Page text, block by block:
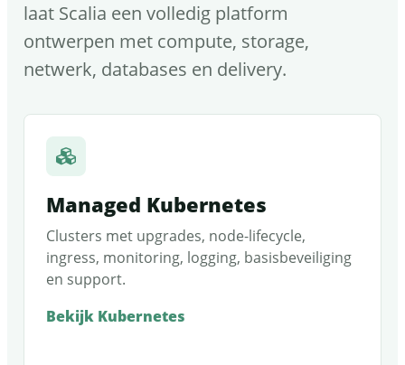
laat Scalia een volledig platform
ontwerpen met compute, storage,
netwerk, databases en delivery.
Managed Kubernetes
Clusters met upgrades, node-lifecycle,
ingress, monitoring, logging, basisbeveiliging
en support.
Bekijk Kubernetes